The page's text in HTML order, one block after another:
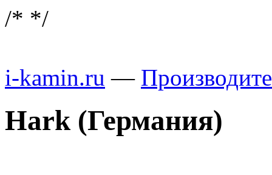
/* */
i-kamin.ru —
Hark (Германия)